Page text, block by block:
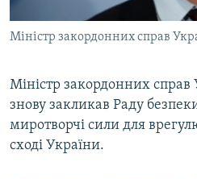
УКРАЇНСЬКА ПРОБЛЕМА КРИМУ
ІНФОГРАФІКА
ДОЛУЧАЙСЯ!
Усі сайти RFE/RL
Міністр закордонних справ
Міністр закордонних справ
знову закликав Раду
миротворчі сили для
сході України.